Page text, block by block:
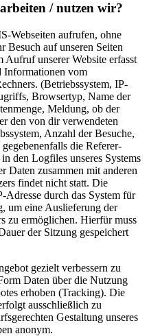
/ nutzen wir?
Webseiten aufrufen, ohne
Besuch auf unseren Seiten
unserer Website erfasst
Informationen vom
(Betriebssystem, IP-
Browsertyp, Name der
Meldung, ob der
den von dir verwendeten
Anzahl der Besuche,
die Referer-
den Logfiles unseres Systems
Daten zusammen mit anderen
findet nicht statt. Die
Adresse durch das System für
um eine Auslieferung der
zu ermöglichen. Hierfür muss
der Sitzung gespeichert
gezielt verbessern zu
Daten über die Nutzung
erhoben (Tracking). Die
ausschließlich zu
Gestaltung unseres
anonym.